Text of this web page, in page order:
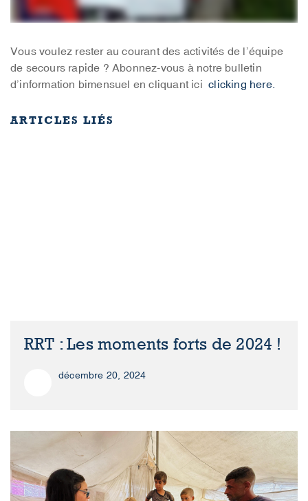
Vous voulez rester au courant des activités de l’équipe
de secours rapide ? Abonnez-vous à notre bulletin
d’information bimensuel en cliquant iciclicking here.
ARTICLES LIÉS
RRT : Les moments forts de 2024 !
décembre 20, 2024